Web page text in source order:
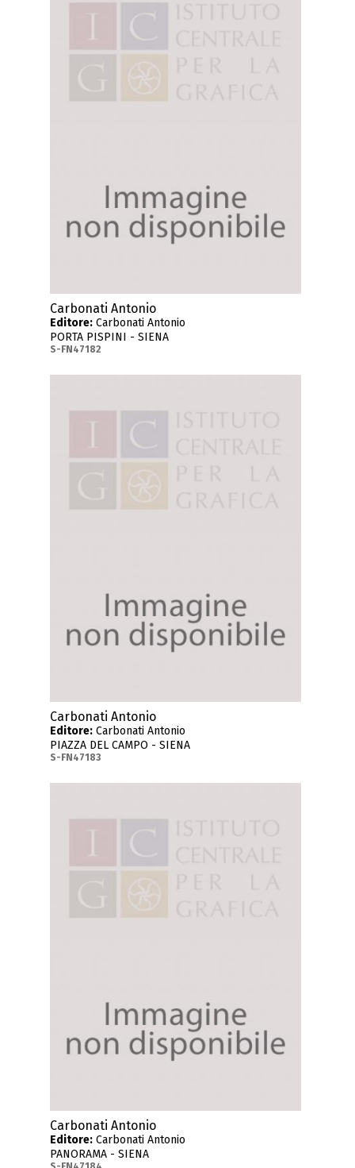
Carbonati Antonio
Editore: Carbonati Antonio
PORTA PISPINI - SIENA
S-FN47182
Carbonati Antonio
Editore: Carbonati Antonio
PIAZZA DEL CAMPO - SIENA
S-FN47183
Carbonati Antonio
Editore: Carbonati Antonio
PANORAMA - SIENA